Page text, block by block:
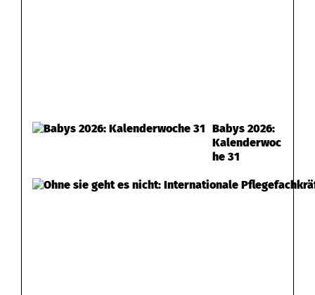
Babys 2026:
Kalenderwoc
he 31